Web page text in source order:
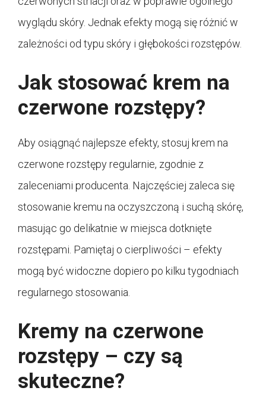
wyglądu skóry. Jednak efekty mogą się różnić w
zależności od typu skóry i głębokości rozstępów.
Jak stosować krem na
czerwone rozstępy?
Aby osiągnąć najlepsze efekty, stosuj krem na
czerwone rozstępy regularnie, zgodnie z
zaleceniami producenta. Najczęściej zaleca się
stosowanie kremu na oczyszczoną i suchą skórę,
masując go delikatnie w miejsca dotknięte
rozstępami. Pamiętaj o cierpliwości – efekty
mogą być widoczne dopiero po kilku tygodniach
regularnego stosowania.
Kremy na czerwone
rozstępy – czy są
skuteczne?